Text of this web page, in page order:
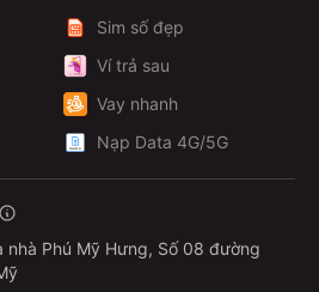
Sim số đẹp
Ví trả sau
Vay nhanh
Nạp Data 4G/5G
nhà Phú Mỹ Hưng, Số 08 đường